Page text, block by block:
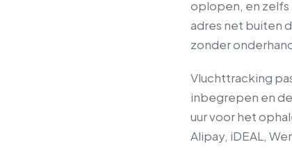
oplopen, en zelfs
adres net buiten
zonder
Vluchttracking
inbegrepen en
uur voor het
Alipay, iDEAL,